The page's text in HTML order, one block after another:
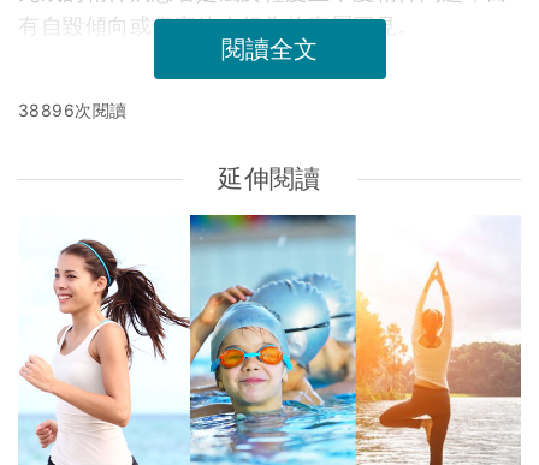
有自毀傾向或傷害他人行為的實屬罕見。
閱讀全文
38896次閱讀
延伸閱讀